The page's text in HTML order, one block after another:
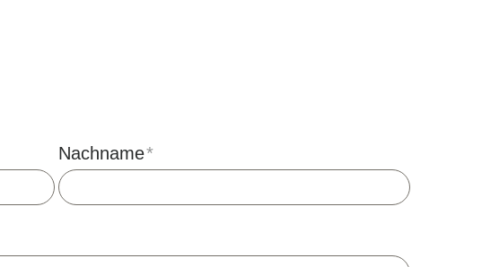
Nachname*